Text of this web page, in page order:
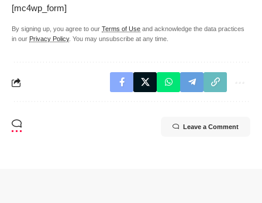
[mc4wp_form]
By signing up, you agree to our Terms of Use and acknowledge the data practices
in our Privacy Policy. You may unsubscribe at any time.
Leave a Comment